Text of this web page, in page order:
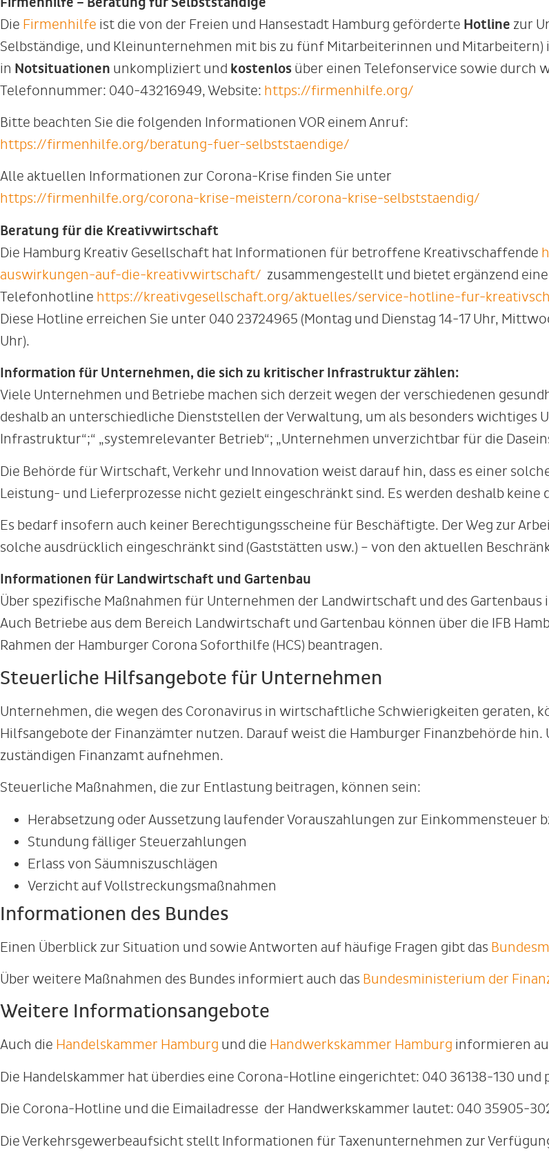
Die Firmenhilfe ist die von der Freien und Hansestadt Hamburg geförderte Hotline zur
Selbständige, und Kleinunternehmen mit bis zu fünf Mitarbeiterinnen und
in Notsituationen unkompliziert und kostenlos über einen Telefonservice sowie durch
Telefonnummer: 040-43216949, Website: https://firmenhilfe.org/
Bitte beachten Sie die folgenden Informationen VOR einem Anruf:
https://firmenhilfe.org/beratung-fuer-selbststaendige/
Alle aktuellen Informationen zur Corona-Krise finden Sie unter
https://firmenhilfe.org/corona-krise-meistern/corona-krise-selbststaendig/
Beratung für die Kreativwirtschaft
Die Hamburg Kreativ Gesellschaft hat Informationen für betroffene Kreativschaffende
auswirkungen-auf-die-kreativwirtschaft/ zusammengestellt und bietet ergänzend eine
Telefonhotline https://kreativgesellschaft.org/aktuelles/service-hotline-fur-
Diese Hotline erreichen Sie unter 040 23724965 (Montag und Dienstag 14-17 Uhr,
Uhr).
Information für Unternehmen, die sich zu kritischer Infrastruktur zählen:
Viele Unternehmen und Betriebe machen sich derzeit wegen der verschiedenen
deshalb an unterschiedliche Dienststellen der Verwaltung, um als besonders wichtiges
Infrastruktur“;“ „systemrelevanter Betrieb“; „Unternehmen unverzichtbar für die
Die Behörde für Wirtschaft, Verkehr und Innovation weist darauf hin, dass es einer
Leistung- und Lieferprozesse nicht gezielt eingeschränkt sind. Es werden deshalb
Es bedarf insofern auch keiner Berechtigungsscheine für Beschäftigte. Der Weg zur
solche ausdrücklich eingeschränkt sind (Gaststätten usw.) – von den aktuellen
Informationen für Landwirtschaft und Gartenbau
Über spezifische Maßnahmen für Unternehmen der Landwirtschaft und des
Auch Betriebe aus dem Bereich Landwirtschaft und Gartenbau können über die IFB
Rahmen der Hamburger Corona Soforthilfe (HCS) beantragen.
Steuerliche Hilfsangebote für Unternehmen
Unternehmen, die wegen des Coronavirus in wirtschaftliche Schwierigkeiten geraten,
Hilfsangebote der Finanzämter nutzen. Darauf weist die Hamburger Finanzbehörde
zuständigen Finanzamt aufnehmen.
Steuerliche Maßnahmen, die zur Entlastung beitragen, können sein:
Herabsetzung oder Aussetzung laufender Vorauszahlungen zur Einkommensteuer
Stundung fälliger Steuerzahlungen
Erlass von Säumniszuschlägen
Verzicht auf Vollstreckungsmaßnahmen
Informationen des Bundes
Einen Überblick zur Situation und sowie Antworten auf häufige Fragen gibt das
Über weitere Maßnahmen des Bundes informiert auch das Bundesministerium der
Weitere Informationsangebote
Auch die Handelskammer Hamburg und die Handwerkskammer Hamburg informieren
Die Handelskammer hat überdies eine Corona-Hotline eingerichtet: 040 36138-130 und
Die Corona-Hotline und die Eimailadresse der Handwerkskammer lautet: 040 35905-
Die Verkehrsgewerbeaufsicht stellt Informationen für Taxenunternehmen zur